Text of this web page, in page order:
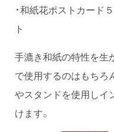
・和紙花ポストカード
ト
手漉き和紙の特性を生
で使用するのはもちろ
やスタンドを使用しイ
けます。